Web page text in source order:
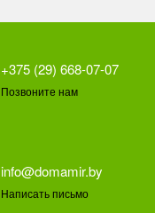
+375 (29) 668-07-07
Позвоните нам
info@domamir.by
Написать письмо